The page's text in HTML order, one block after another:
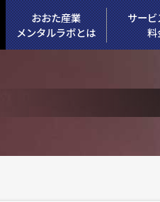
おおた産業
メンタルラボとは
サー
料